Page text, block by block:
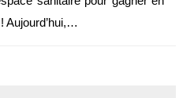
Aujourd’hui,…